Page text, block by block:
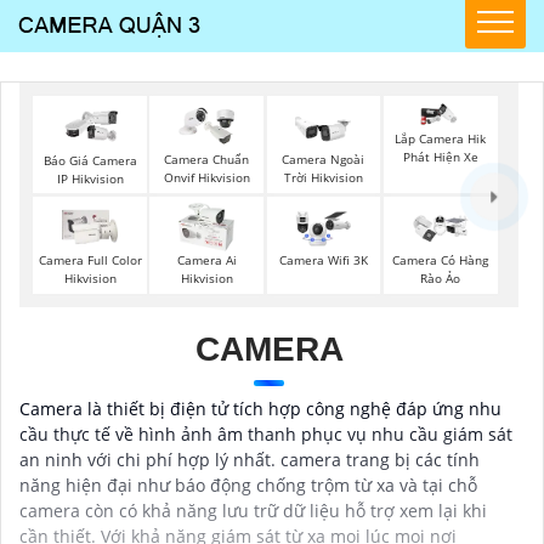
Báo Giá Camera
IP Hikvision
Camera Chuẩn
Onvif Hikvision
Camera Ngoài
Trời Hikvision
Lắp Camera Hik
Phát Hiện Xe
Camera Full Color
Hikvision
Camera Ai
Hikvision
Camera Wifi 3K
Camera Có Hàng
Rào Ảo
CAMERA
Camera là thiết bị điện tử tích hợp công nghệ đáp ứng nhu
cầu thực tế về hình ảnh âm thanh phục vụ nhu cầu giám sát
an ninh với chi phí hợp lý nhất. camera trang bị các tính
năng hiện đại như báo động chống trộm từ xa và tại chỗ
camera còn có khả năng lưu trữ dữ liệu hỗ trợ xem lại khi
cần thiết. Với khả năng giám sát từ xa mọi lúc mọi nơi